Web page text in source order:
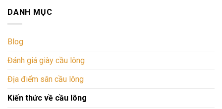
DANH MỤC
Blog
Đánh giá giày cầu lông
Địa điểm sân cầu lông
Kiến thức về cầu lông